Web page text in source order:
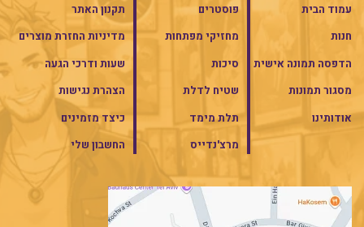
עמוד הבית
חנות
הדפסה תמונה אישית
מסגור תמונות
אודותינו
פוסטרים
מחזיקי מפתחות
סיכות
שטיח לדלת
תלת מימד
מרצ'נדייס
תקנון האתר
מדיניות החזרת מוצרים
שעות ודרכי הגעה
הצהרת נגישות
כיצד מזמינים
החשבון שלי